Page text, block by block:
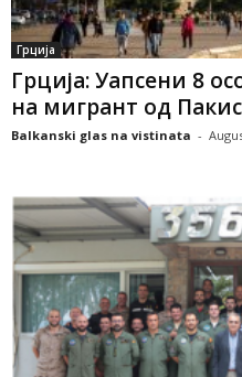
Грција
Грција: Уапсени 8
на мигрант од
Balkanski glas na vistinata -